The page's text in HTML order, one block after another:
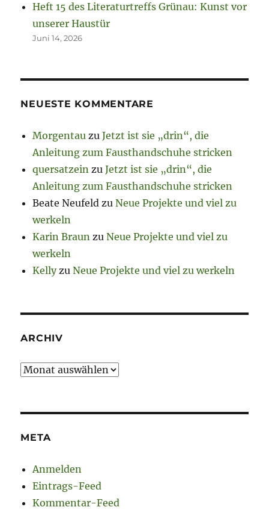
Heft 15 des Literaturtreffs Grünau: Kunst vor
unserer Haustür
Juni 14, 2026
NEUESTE KOMMENTARE
Morgentau zuJetzt ist sie „drin“, die
Anleitung zum Fausthandschuhe stricken
quersatzein zuJetzt ist sie „drin“, die
Anleitung zum Fausthandschuhe stricken
Beate Neufeld zuNeue Projekte und viel zu
werkeln
Karin Braun zuNeue Projekte und viel zu
werkeln
KellyzuNeue Projekte und viel zu werkeln
ARCHIV
Archiv
META
Anmelden
Eintrags-Feed
Kommentar-Feed